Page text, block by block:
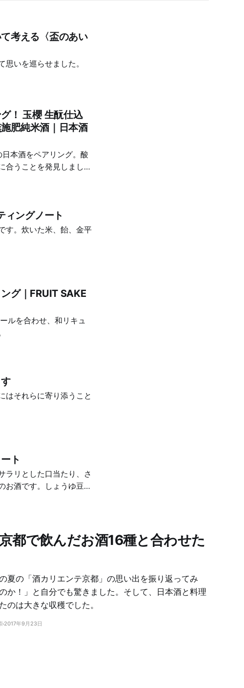
考える〈盃のあい
いを巡らせました。
！ 玉櫻 生酛仕込
肥純米酒｜日本酒
日本酒をペアリング。酸
合うことを発見しまし
ィングノート
す。炊いた米、飴、金平
グ｜FRUIT SAKE
ルを合わせ、和リキュ
はそれらに寄り添うこと
ト
ラリとした口当たり、さ
お酒です。しょうゆ豆に
都で飲んだお酒16種と合わせた
夏の「酒カリエンテ京都」の思い出を振り返ってみ
か！」と自分でも驚きました。そして、日本酒と料理
のは大きな収穫でした。
2017年9月23日